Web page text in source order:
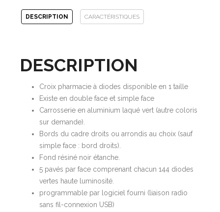
BASICLIGHT
DESCRIPTION CARACTÉRISTIQUES
DESCRIPTION
Croix pharmacie à diodes disponible en 1 taille
Existe en double face et simple face
Carrosserie en aluminium laqué vert (autre coloris
sur demande).
Bords du cadre droits ou arrondis au choix (sauf
simple face : bord droits).
Fond résiné noir étanche.
5 pavés par face comprenant chacun 144 diodes
vertes haute luminosité.
programmable par logiciel fourni (liaison radio
sans fil-connexion USB)